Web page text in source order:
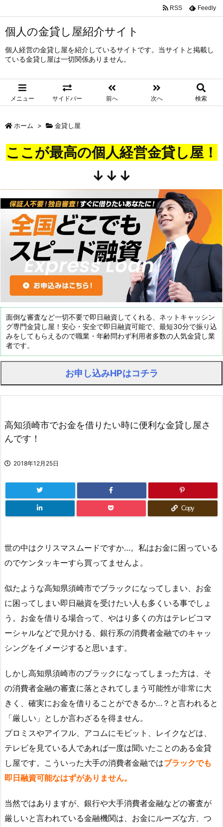
個人の金貸し屋紹介サイト
個人経営の金貸し屋を紹介しているサイトです。当サイトと掲載し
ている金貸し屋は一切関係ありません。
メニュー サイドバー 前へ 次へ 検索
RSS Feedly
ホーム > 金貸し屋
ここが最高の個人経営金貸し屋！
↓↓↓
面倒な審査など一切不要で即日融資してくれる、ネットキャッシン
グ専門金貸し屋！安心・安全で即日融資可能で、最短30分で振り込
みをしてもらえるので職業・年齢問わず利用者多数の人気金貸し業
者です。
お申し込みHPはコチラ
高知須崎市でお金を借りたい時に便利な金貸し屋さ
んです！
2018年12月25日
Copy
世の中はクリスマスムードですか…。私はお金に困っている
のでケンタッキーすら買ってませんよ。
似たような高知県須崎市でブラックになってしまい、お金
に困ってしまい即日融資を受けたい人も多くいる事でしょ
う。お金を借りる場合って、やはり多くの方はテレビコマ
ーシャルなどで見かける、銀行系の消費者金融でのキャッ
シングをイメージすると思います。
しかし高知県須崎市のブラックになってしまった方は、そ
の消費者金融の審査に落とされてしまう可能性が非常に大
きく、確実にお金を借りることができるか…？と言われると
「厳しい」としか言わざるを得ません。
プロミスやアイフル、アコムにモビット、レイクなどは、
テレビを見ている人であれば一度は聞いたことのある金貸
し屋です。こういった大手の消費者金融ではブラックでも
即日融資可能なはずがありません。
当然ではありますが、銀行や大手消費者金融などの審査が
厳しいと言われている金融機関は、お金にルーズな方、つ